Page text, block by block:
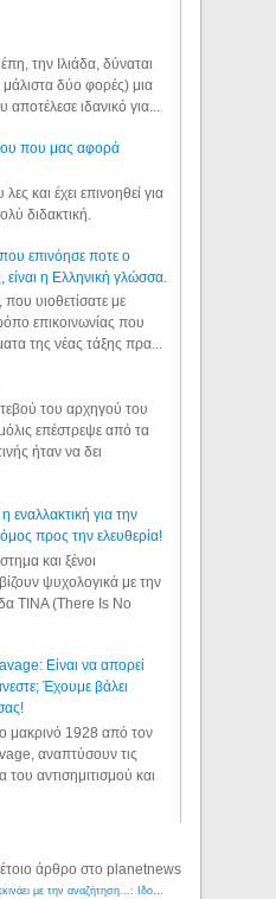
την Ιλιάδα, δύναται
μάλιστα δύο φορές) μια
ιδανικό για...
που μας αφορά
και έχει επινοηθεί για
διδακτική.
που επινόησε ποτε ο
η Ελληνική γλώσσα.
που υιοθετίσατε με
επικοινωνίας που
της νέας τάξης πρα...
του αρχηγού του
επέστρεψε από τα
ήταν να δει
εναλλακτική για την
προς την ελευθερία!
και ξένοι
ψυχολογικά με την
TINA (There Is No
Είναι να απορεί
Έχουμε βάλει
μακρινό 1928 από τον
αναπτύσουν τις
αντισημιτισμού και
άρθρο στο planetnews
Λόγιος Ερμής | Η γνώση ξεκινάει με την αναζήτηση...: Ιδού οι 18 που χρωστούν 11 δις ευρώ!